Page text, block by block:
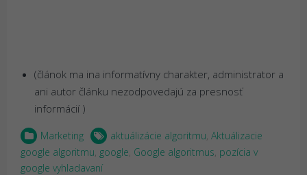
(článok ma ina informatívny charakter, administrator a
ani autor článku nezodpovedajú za presnosť
informácií )
Marketing aktuálizácie algoritmu Aktuálizacie
google algoritmu google Google algoritmus pozícia v
google vyhladavaní